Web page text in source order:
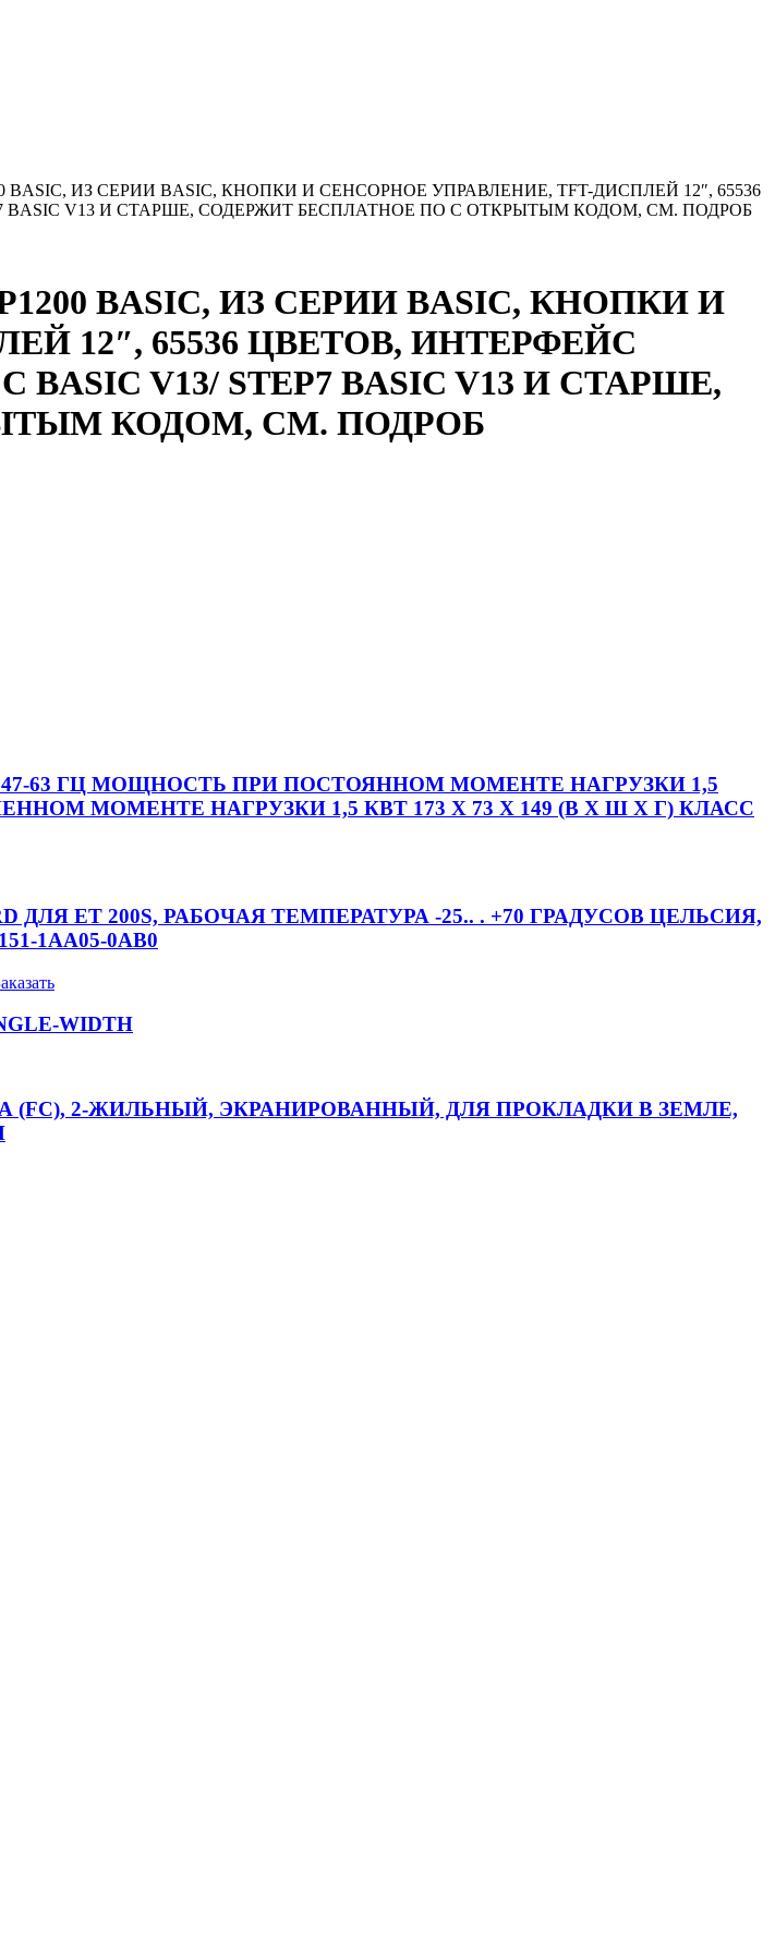
BASIC, ИЗ СЕРИИ BASIC, КНОПКИ И СЕНСОРНОЕ УПРАВЛЕНИЕ, TFT-ДИСПЛЕЙ 12″, 65536
BASIC V13 И СТАРШЕ, СОДЕРЖИТ БЕСПЛАТНОЕ ПО С ОТКРЫТЫМ КОДОМ, СМ. ПОДРОБ
BASIC, ИЗ СЕРИИ BASIC, КНОПКИ И
12″, 65536 ЦВЕТОВ, ИНТЕРФЕЙС
V13/ STEP7 BASIC V13 И СТАРШЕ,
КОДОМ, СМ. ПОДРОБ
47-63 ГЦ МОЩНОСТЬ ПРИ ПОСТОЯННОМ МОМЕНТЕ НАГРУЗКИ 1,5
МОМЕНТЕ НАГРУЗКИ 1,5 КВТ 173 X 73 X 149 (В X Ш X Г) КЛАСС
ДЛЯ ET 200S, РАБОЧАЯ ТЕМПЕРАТУРА -25.. . +70 ГРАДУСОВ ЦЕЛЬСИЯ,
1AA05-0AB0
WIDTH
(FC), 2-ЖИЛЬНЫЙ, ЭКРАНИРОВАННЫЙ, ДЛЯ ПРОКЛАДКИ В ЗЕМЛЕ,